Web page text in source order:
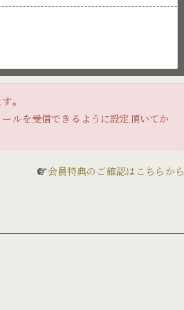
。
ルを受信できるように設定頂いてか
会員特典のご確認はこちらから